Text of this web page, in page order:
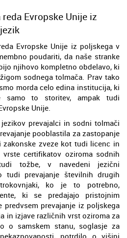
Evropske Unije iz
Evropske Unije iz poljskega v
poudariti, da naše stranke
njihovo kompletno obdelavo, ki
sodnega tolmača. Prav tako
morda celo edina institucija, ki
samo to storitev, ampak tudi
Unije.
prevajalci in sodni tolmači
pooblastila za zastopanje
zakonske zveze kot tudi licenc in
certifikatov oziroma sodnih
tožbe, v navedeni jezični
tudi prevajanje številnih drugih
ko je to potrebno,
ki se predajajo pristojnim
prevajanje iz poljskega
in izjave različnih vrst oziroma za
o samskem stanu, soglasje za
potrdilo o višini